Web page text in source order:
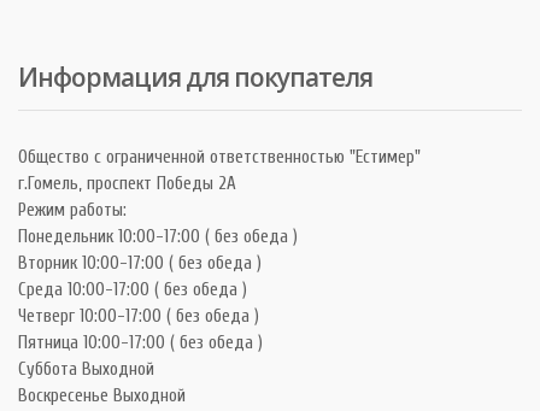
Информация для покупателя
Общество с ограниченной ответственностью "Естимер"
г.Гомель, проспект Победы 2А
Режим работы:
Понедельник 10:00-17:00 ( без обеда )
Вторник 10:00-17:00 ( без обеда )
Среда 10:00-17:00 ( без обеда )
Четверг 10:00-17:00 ( без обеда )
Пятница 10:00-17:00 ( без обеда )
Суббота Выходной
Воскресенье Выходной